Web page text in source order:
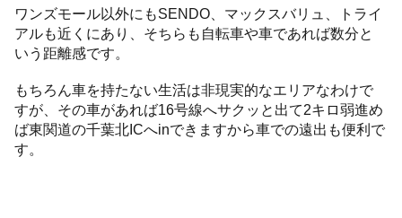
ワンズモール以外にもSENDO、マックスバリュ、トライ
アルも近くにあり、そちらも自転車や車であれば数分と
いう距離感です。
もちろん車を持たない生活は非現実的なエリアなわけで
すが、その車があれば16号線へサクッと出て2キロ弱進め
ば東関道の千葉北ICへinできますから車での遠出も便利で
す。